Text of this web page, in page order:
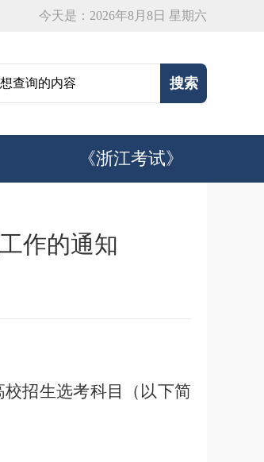
今天是：2026年8月8日 星期六
《浙江考试》
作的通知
校招生选考科目（以下简